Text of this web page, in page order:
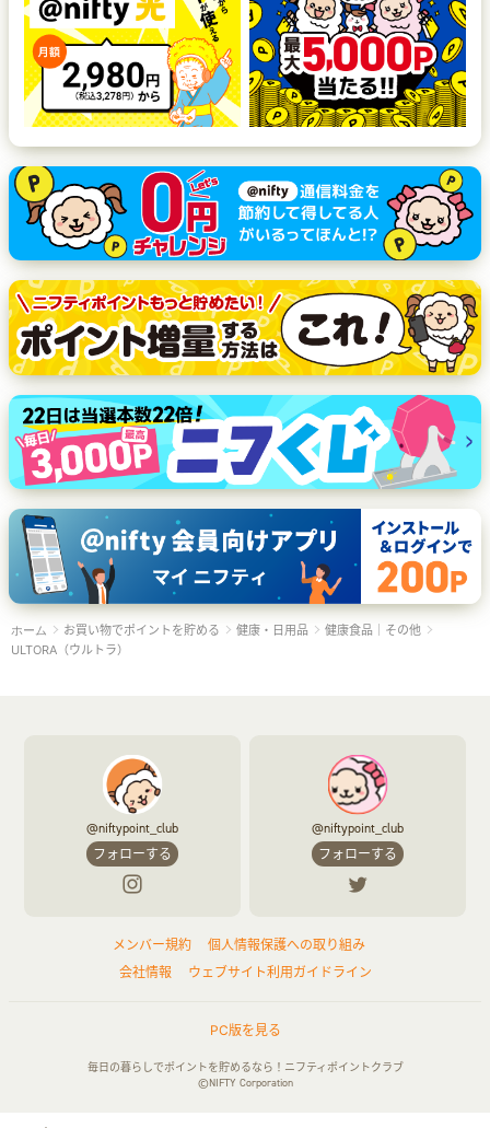
ホーム お買い物でポイントを貯める 健康・日用品
健康食品｜その他
ULTORA（ウルトラ）
@niftypoint_club
フォローする
@niftypoint_club
フォローする
メンバー規約
個人情報保護への取り組み
会社情報
ウェブサイト利用ガイドライン
PC版を見る
毎日の暮らしでポイントを貯めるなら！ニフティポイントクラブ
©NIFTY Corporation